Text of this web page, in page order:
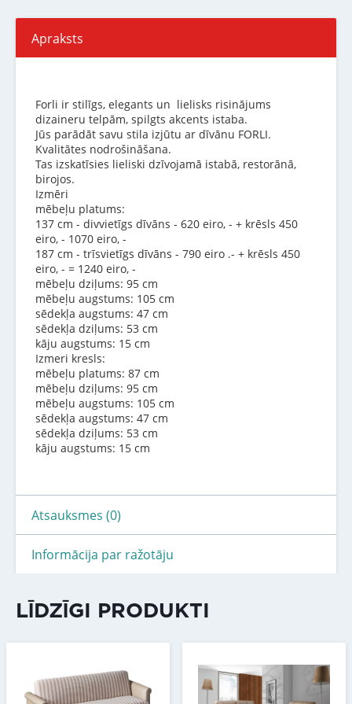
Apraksts
Forli ir stilīgs, elegants un lielisks risinājums
dizaineru telpām, spilgts akcents istaba.
Jūs parādāt savu stila izjūtu ar dīvānu FORLI.
Kvalitātes nodrošināšana.
Tas izskatīsies lieliski dzīvojamā istabā, restorānā,
birojos.
Izmēri
mēbeļu platums:
137 cm - divvietīgs dīvāns - 620 eiro, - + krēsls 450
eiro, - 1070 eiro, -
187 cm - trīsvietīgs dīvāns - 790 eiro .- + krēsls 450
eiro, - = 1240 eiro, -
mēbeļu dziļums: 95 cm
mēbeļu augstums: 105 cm
sēdekļa augstums: 47 cm
sēdekļa dziļums: 53 cm
kāju augstums: 15 cm
Izmeri kresls:
mēbeļu platums: 87 cm
mēbeļu dziļums: 95 cm
mēbeļu augstums: 105 cm
sēdekļa augstums: 47 cm
sēdekļa dziļums: 53 cm
kāju augstums: 15 cm
Atsauksmes (0)
Informācija par ražotāju
LĪDZĪGI PRODUKTI